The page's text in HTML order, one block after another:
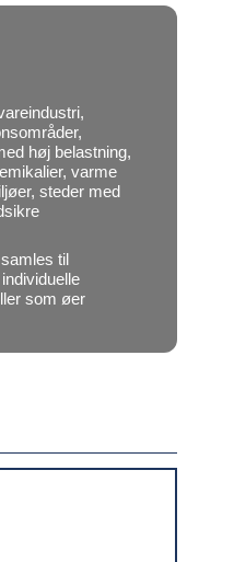
høj belastning,
varme
steder med
til
som øer